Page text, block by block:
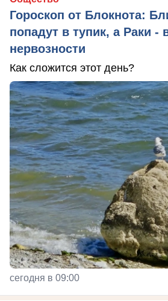
Гороскоп от Блокнота:
попадут в тупик, а Раки -
нервозности
Как сложится этот день?
сегодня в 09:00